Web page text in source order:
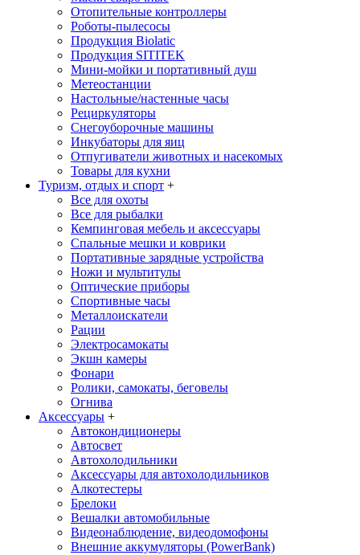
Отопительные контроллеры
Роботы-пылесосы
Продукция Biolatic
Продукция SITITEK
Мини-мойки и портативный душ
Метеостанции
Настольные/настенные часы
Рециркуляторы
Снегоуборочные машины
Инкубаторы для яиц
Отпугиватели животных и насекомых
Товары для кухни
Туризм, отдых и спорт +
Все для охоты
Все для рыбалки
Кемпинговая мебель и аксессуары
Спальные мешки и коврики
Портативные зарядные устройства
Ножи и мультитулы
Оптические приборы
Спортивные часы
Металлоискатели
Рации
Электросамокаты
Экшн камеры
Фонари
Ролики, самокаты, беговелы
Огнива
Аксессуары +
Автокондиционеры
Aвтосвет
Автохолодильники
Аксессуары для автохолодильников
Алкотестеры
Брелоки
Вешалки автомобильные
Видеонаблюдение, видеодомофоны
Внешние аккумуляторы (PowerBank)